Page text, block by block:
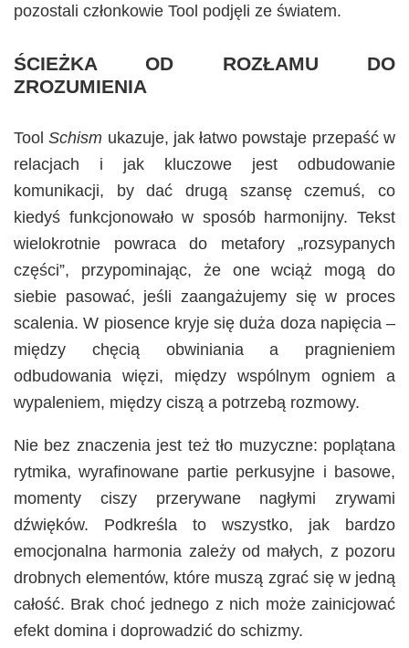
pozostali członkowie Tool podjęli ze światem.
ŚCIEŻKA OD ROZŁAMU DO
ZROZUMIENIA
ToolSchism ukazuje, jak łatwo powstaje przepaść w
relacjach i jak kluczowe jest odbudowanie
komunikacji, by dać drugą szansę czemuś, co
kiedyś funkcjonowało w sposób harmonijny. Tekst
wielokrotnie powraca do metafory „rozsypanych
części”, przypominając, że one wciąż mogą do
siebie pasować, jeśli zaangażujemy się w proces
scalenia. W piosence kryje się duża doza napięcia –
między chęcią obwiniania a pragnieniem
odbudowania więzi, między wspólnym ogniem a
wypaleniem, między ciszą a potrzebą rozmowy.
Nie bez znaczenia jest też tło muzyczne: poplątana
rytmika, wyrafinowane partie perkusyjne i basowe,
momenty ciszy przerywane nagłymi zrywami
dźwięków. Podkreśla to wszystko, jak bardzo
emocjonalna harmonia zależy od małych, z pozoru
drobnych elementów, które muszą zgrać się w jedną
całość. Brak choć jednego z nich może zainicjować
efekt domina i doprowadzić do schizmy.